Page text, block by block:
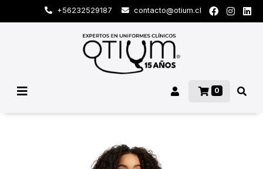
+56232529187 contacto@otium.cl
0